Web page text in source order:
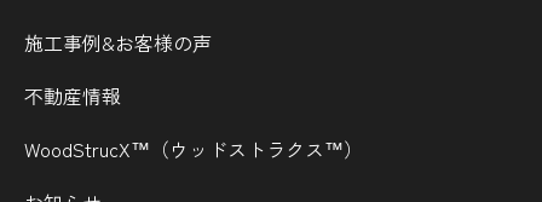
施工事例&お客様の声
不動産情報
WoodStrucX™（ウッドストラクス™）